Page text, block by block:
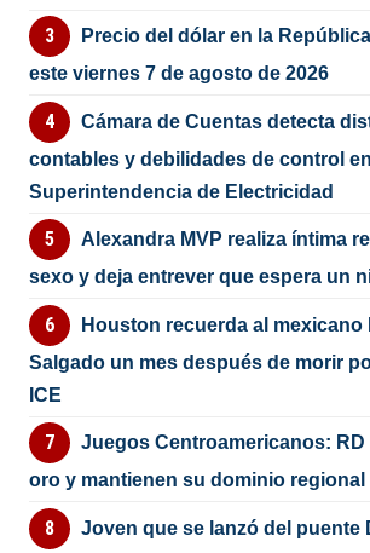
Precio del dólar en la
este viernes 7 de agosto de 2026
Cámara de Cuentas detecta
contables y debilidades de control
Superintendencia de Electricidad
Alexandra MVP realiza íntima
sexo y deja entrever que espera un
Houston recuerda al mexicano
Salgado un mes después de morir
ICE
Juegos Centroamericanos: RD
oro y mantienen su dominio regional
Joven que se lanzó del puente